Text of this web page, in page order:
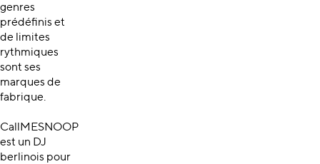
genres
prédéfinis et
de limites
rythmiques
sont ses
marques de
fabrique.
CallMESNOOP
est un DJ
berlinois pour